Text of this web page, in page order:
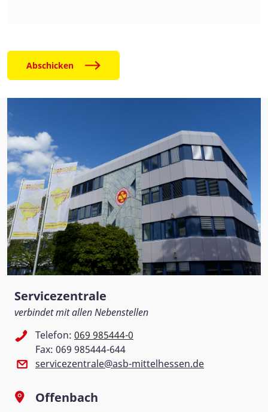
Abschicken
Servicezentrale
verbindet mit allen Nebenstellen
Telefon: 069 985444-0
Fax: 069 985444-644
servicezentrale@asb-mittelhessen.de
Offenbach